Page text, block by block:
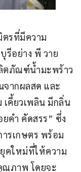
รที่มีความ
รีอย่าง พี วาย
ตภัณฑ์น้ำมะพร้าว
ากผลสด และ
คี้ยวเพลิน มีกลิ่น
คำ คัดสรร” ซึ่ง
รเกษตร พร้อม
คใหม่ที่ให้ความ
ภาพ โดยจะ